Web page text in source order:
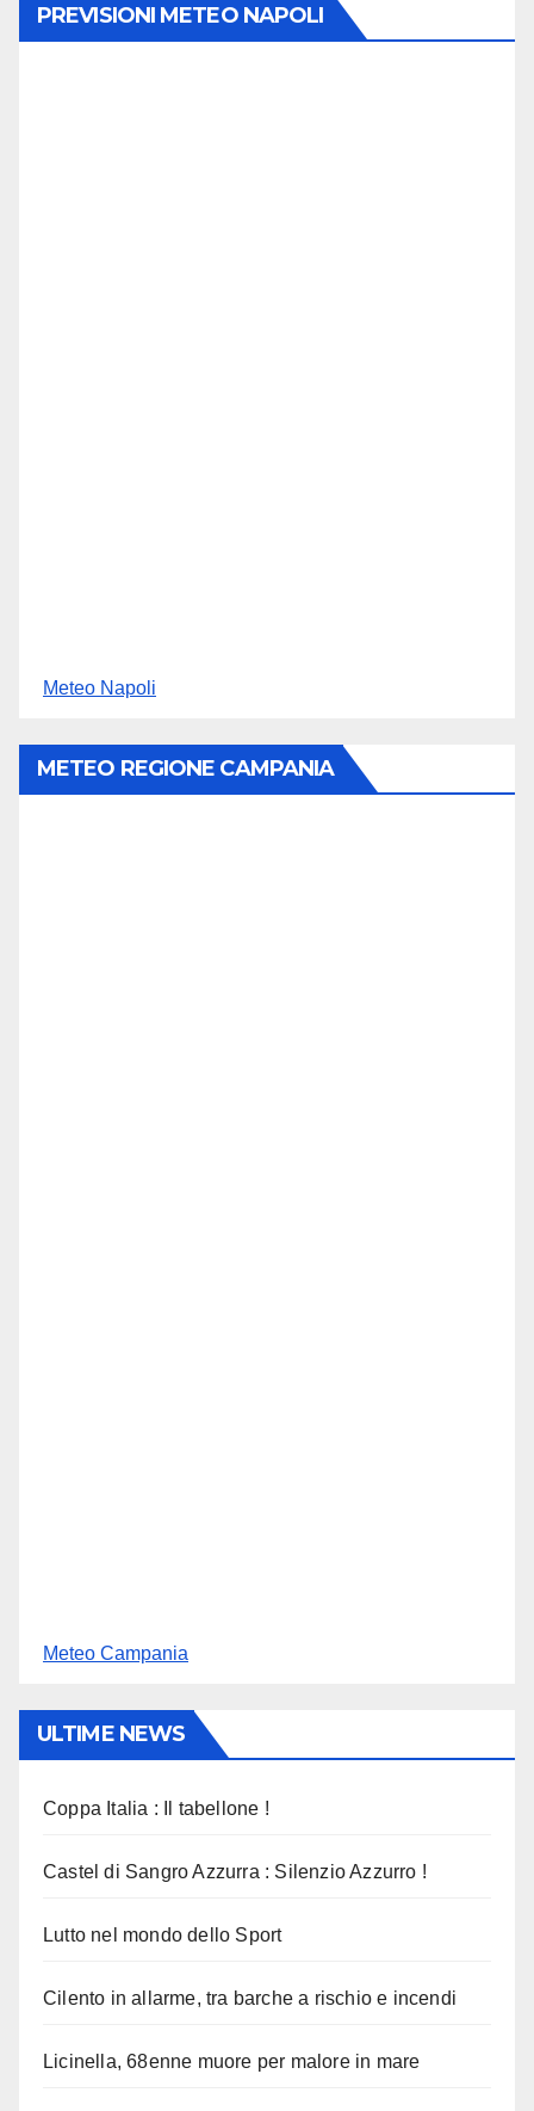
PREVISIONI METEO NAPOLI
Meteo Napoli
METEO REGIONE CAMPANIA
Meteo Campania
ULTIME NEWS
Coppa Italia : Il tabellone !
Castel di Sangro Azzurra : Silenzio Azzurro !
Lutto nel mondo dello Sport
Cilento in allarme, tra barche a rischio e incendi
Licinella, 68enne muore per malore in mare